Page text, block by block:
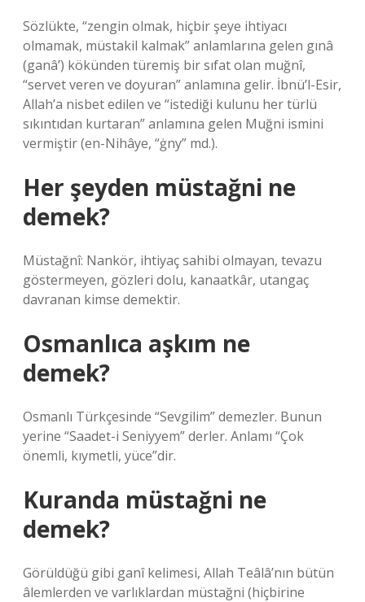
Sözlükte, “zengin olmak, hiçbir şeye ihtiyacı
olmamak, müstakil kalmak” anlamlarına gelen gınâ
(ganâ’) kökünden türemiş bir sıfat olan muğnî,
“servet veren ve doyuran” anlamına gelir. İbnü’l-Esir,
Allah’a nisbet edilen ve “istediği kulunu her türlü
sıkıntıdan kurtaran” anlamına gelen Muğni ismini
vermiştir (en-Nihâye, “ġny” md.).
Her şeyden müstağni ne
demek?
Müstağnî: Nankör, ihtiyaç sahibi olmayan, tevazu
göstermeyen, gözleri dolu, kanaatkâr, utangaç
davranan kimse demektir.
Osmanlıca aşkım ne
demek?
Osmanlı Türkçesinde “Sevgilim” demezler. Bunun
yerine “Saadet-i Seniyyem” derler. Anlamı “Çok
önemli, kıymetli, yüce”dir.
Kuranda müstağni ne
demek?
Görüldüğü gibi ganî kelimesi, Allah Teâlâ’nın bütün
âlemlerden ve varlıklardan müstağni (hiçbirine